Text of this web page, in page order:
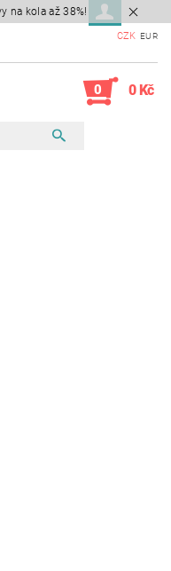
na kola až 38%!
CZK EUR
0 0 Kč